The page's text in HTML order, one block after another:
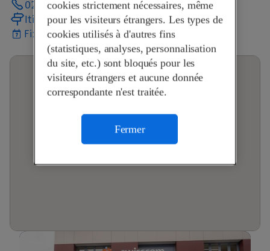
026 913 71 44
Itinéraire
Fixer un rendez-vous
cookies strictement nécessaires, même
pour les visiteurs étrangers. Les types de
cookies utilisés à d'autres fins
(statistiques, analyses, personnalisation
du site, etc.) sont bloqués pour les
visiteurs étrangers et aucune donnée
correspondante n'est traitée.
Fermer